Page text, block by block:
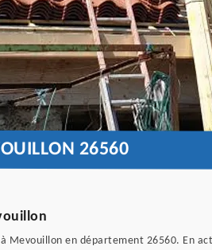
26560
Mevouillon en département 26560. En